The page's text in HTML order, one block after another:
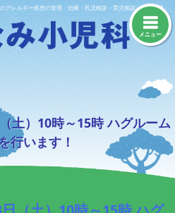
アレルギー疾患の管理・治療・乳児検診・育児相談・予防接種
メニュー
土）10時～15時 ハグルーム
行います！